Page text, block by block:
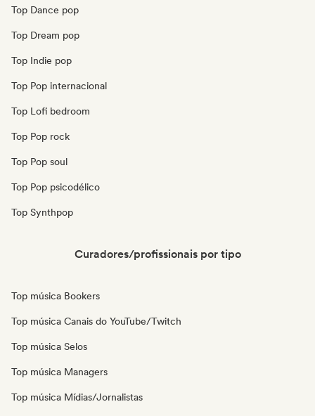
Top Dance pop
Top Dream pop
Top Indie pop
Top Pop internacional
Top Lofi bedroom
Top Pop rock
Top Pop soul
Top Pop psicodélico
Top Synthpop
Curadores/profissionais por tipo
Top música Bookers
Top música Canais do YouTube/Twitch
Top música Selos
Top música Managers
Top música Mídias/Jornalistas